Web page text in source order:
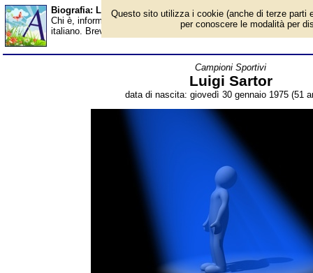
Biografia: Luigi Sartor - età - Almanacco
Chi è, informazioni, foto, qual è la data di nascita, età, dove è
italiano. Breve biografia. Voce dell'Almanacco.
Campioni Sportivi
Luigi Sartor
data di nascita: giovedì 30 gennaio 1975 (51
Questo sito utilizza i cookie (anche di terze parti
per conoscere le modalità per